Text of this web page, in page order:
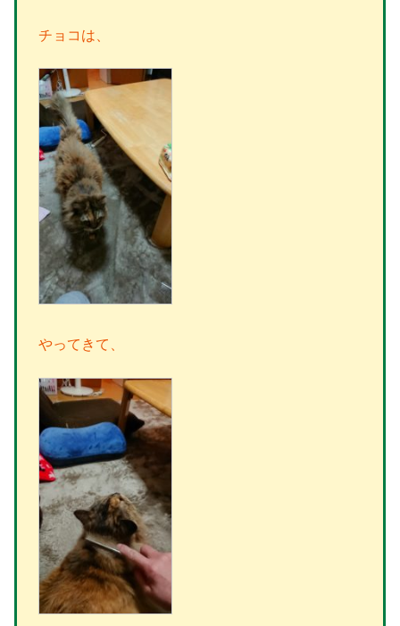
チョコは、
やってきて、